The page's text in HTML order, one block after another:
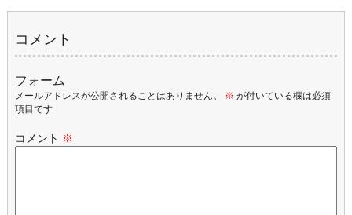
コメント
フォーム
メールアドレスが公開されることはありません。 ※ が付いている欄は必須
項目です
コメント ※